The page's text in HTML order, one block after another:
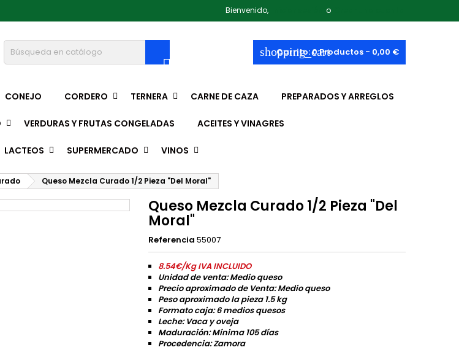
Bienvenido, o
shopping_cart
Carrito:0Productos - 0,00 €

CONEJO CORDERO TERNERA CARNE DE CAZA PREPARADOS Y ARREGLOS
VERDURAS Y FRUTAS CONGELADAS ACEITES Y VINAGRES
LACTEOS SUPERMERCADO VINOS
Queso Mezcla Curado 1/2 Pieza "Del Moral"
Queso Mezcla Curado 1/2 Pieza "Del
Moral"
Referencia 55007
8.54€/Kg IVA INCLUIDO
Unidad de venta: Medio queso
Precio aproximado de Venta: Medio queso
Peso aproximado la pieza 1.5 kg
Formato caja: 6 medios quesos
Leche: Vaca y oveja
Maduración: Mínima 105 días
Procedencia: Zamora